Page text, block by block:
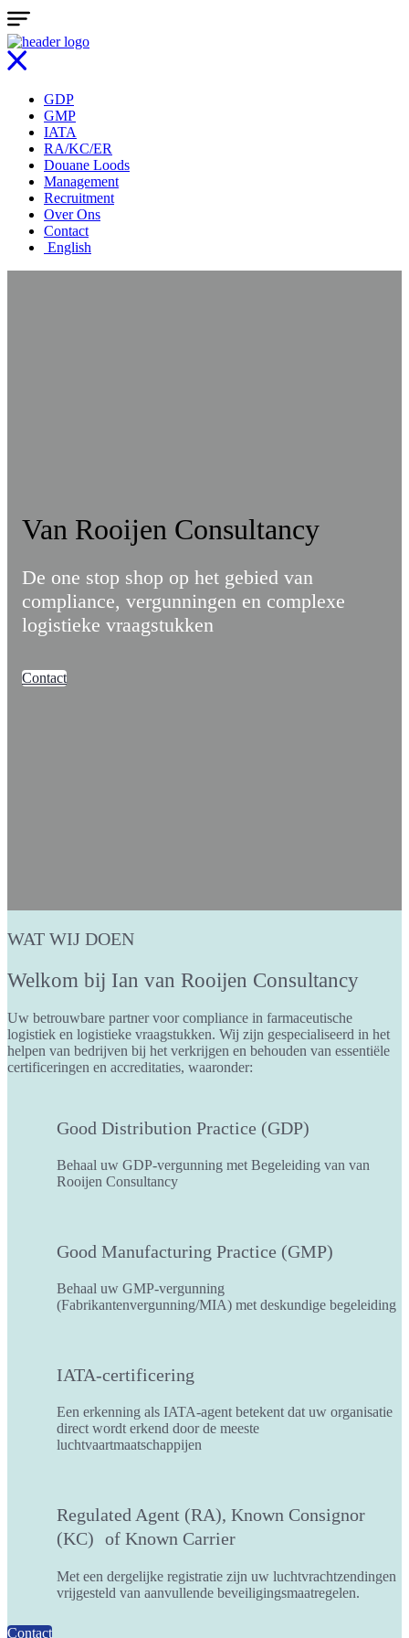
GDP
GMP
IATA
RA/KC/ER
Douane Loods
Management
Recruitment
Over Ons
Contact
English
Van Rooijen Consultancy
De one stop shop op het gebied van
compliance, vergunningen en complexe
logistieke vraagstukken
Contact
WAT WIJ DOEN
Welkom bij Ian van Rooijen Consultancy
Uw betrouwbare partner voor compliance in farmaceutische
logistiek en logistieke vraagstukken. Wij zijn gespecialiseerd in het
helpen van bedrijven bij het verkrijgen en behouden van essentiële
certificeringen en accreditaties, waaronder:
Good Distribution Practice (GDP)
Behaal uw GDP-vergunning met Begeleiding van van
Rooijen Consultancy
Good Manufacturing Practice (GMP)
Behaal uw GMP-vergunning
(Fabrikantenvergunning/MIA) met deskundige begeleiding
IATA-certificering
Een erkenning als IATA-agent betekent dat uw organisatie
direct wordt erkend door de meeste
luchtvaartmaatschappijen
Regulated Agent (RA), Known Consignor
(KC) of Known Carrier
Met een dergelijke registratie zijn uw luchtvrachtzendingen
vrijgesteld van aanvullende beveiligingsmaatregelen.
Contact